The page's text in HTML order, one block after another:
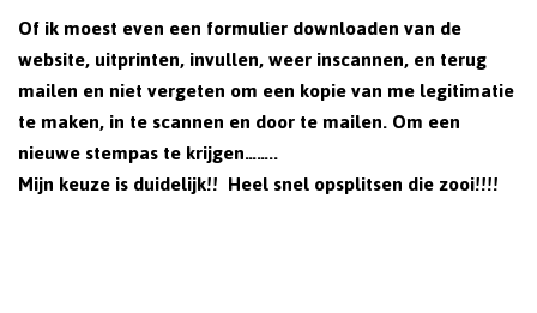
Of ik moest even een formulier downloaden van de
website, uitprinten, invullen, weer inscannen, en terug
mailen en niet vergeten om een kopie van me legitimatie
te maken, in te scannen en door te mailen. Om een
nieuwe stempas te krijgen……..
Mijn keuze is duidelijk!! Heel snel opsplitsen die zooi!!!!